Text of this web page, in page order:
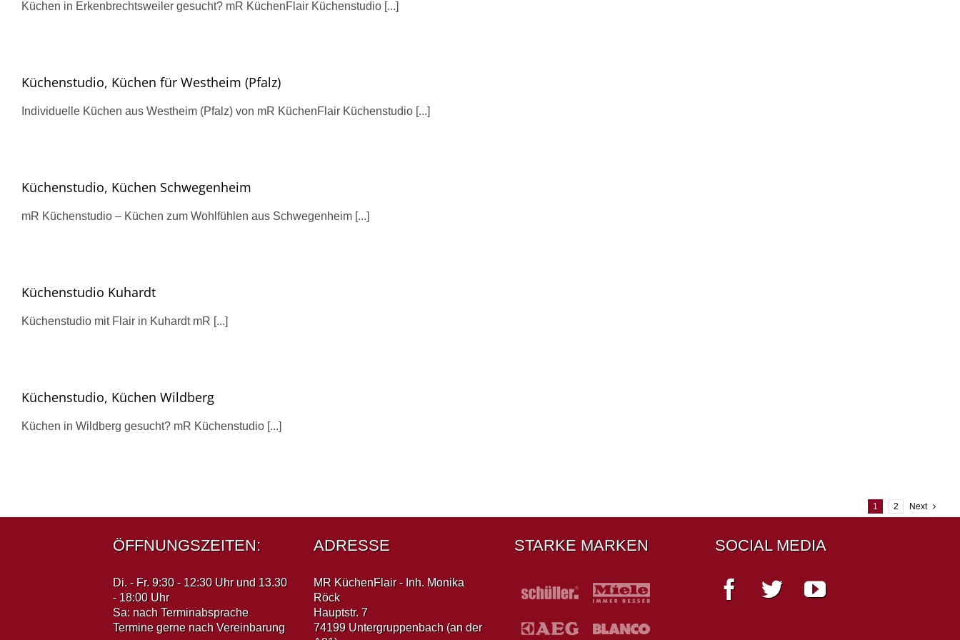
Küchen in Erkenbrechtsweiler gesucht? mR KüchenFlair Küchenstudio [...]
Küchenstudio, Küchen für Westheim (Pfalz)
Individuelle Küchen aus Westheim (Pfalz) von mR KüchenFlair Küchenstudio [...]
Küchenstudio, Küchen Schwegenheim
mR Küchenstudio – Küchen zum Wohlfühlen aus Schwegenheim [...]
Küchenstudio Kuhardt
Küchenstudio mit Flair in Kuhardt mR [...]
Küchenstudio, Küchen Wildberg
Küchen in Wildberg gesucht? mR Küchenstudio [...]
1 2 Next
ÖFFNUNGSZEITEN:
Di. - Fr. 9:30 - 12:30 Uhr und 13.30
- 18:00 Uhr
Sa: nach Terminabsprache
Termine gerne nach Vereinbarung
ADRESSE
MR KüchenFlair - Inh. Monika
Röck
Hauptstr. 7
74199 Untergruppenbach (an der
STARKE MARKEN SOCIAL MEDIA